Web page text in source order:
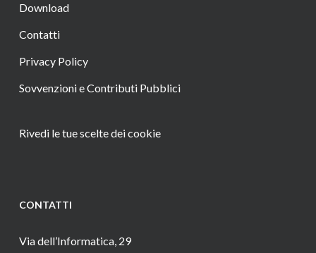
Download
Contatti
Privacy Policy
Sovvenzioni e Contributi Pubblici
Rivedi le tue scelte dei cookie
CONTATTI
Via dell’Informatica, 29